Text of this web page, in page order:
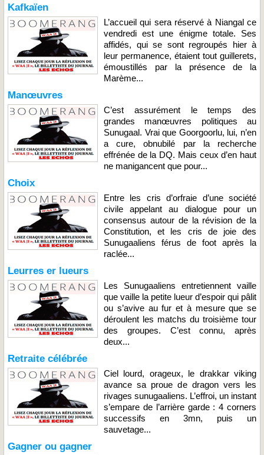
Kafkaïen
L’accueil qui sera réservé à Niangal ce
vendredi est une énigme totale. Ses
affidés, qui se sont regroupés hier à
leur permanence, étaient tout guillerets,
émoustillés par la présence de la
Marème...
Manœuvres
C’est assurément le temps des
grandes manœuvres politiques au
Sunugaal. Vrai que Goorgoorlu, lui, n’en
a cure, obnubilé par la recherche
effrénée de la DQ. Mais ceux d’en haut
ne manigancent que pour...
Choix
Entre les cris d’orfraie d’une société
civile appelant au dialogue pour un
consensus autour de la révision de la
Constitution, et les cris de joie des
Sunugaaliens férus de foot après la
raclée...
Leurres er lueurs
Les Sunugaaliens entretiennent vaille
que vaille la petite lueur d’espoir qui pâlit
ou s’avive au fur et à mesure que se
déroulent les matchs du troisième tour
des groupes. C’est connu, après
deux...
Retraite célébrée
Ciel lourd, orageux, le drakkar viking
avance sa proue de dragon vers les
rivages sunugaaliens. L’effroi, un instant
s’empare de l’arrière garde : 4 corners
successifs en 3mn, puis un
sauvetage...
Gagner ou gagner